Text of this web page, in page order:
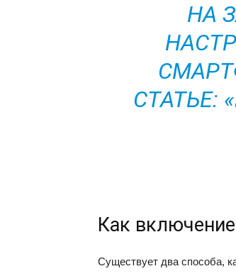
НА
СТАТЬЕ:
Как
Существует два способа,